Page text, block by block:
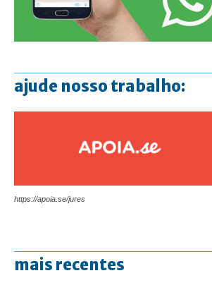
ajude nosso trabalho:
https://apoia.se/jures
mais recentes